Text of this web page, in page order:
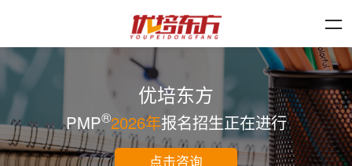
优培东方
PMP®2026年报名招生正在进行
点击咨询